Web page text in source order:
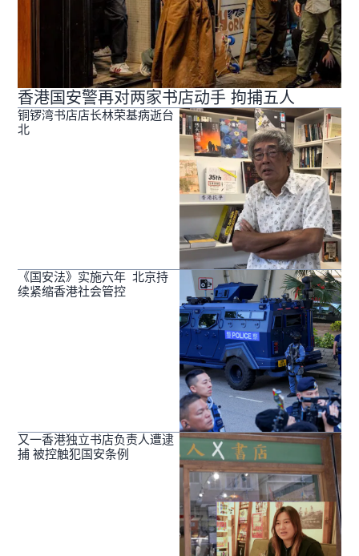
香港国安警再对两家书店动手 拘捕五人
铜锣湾书店店长林荣基病逝台
北
《国安法》实施六年 北京持
续紧缩香港社会管控
又一香港独立书店负责人遭逮
捕 被控触犯国安条例